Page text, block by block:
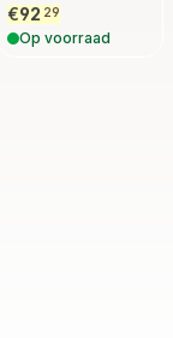
€92 29
Op voorraad